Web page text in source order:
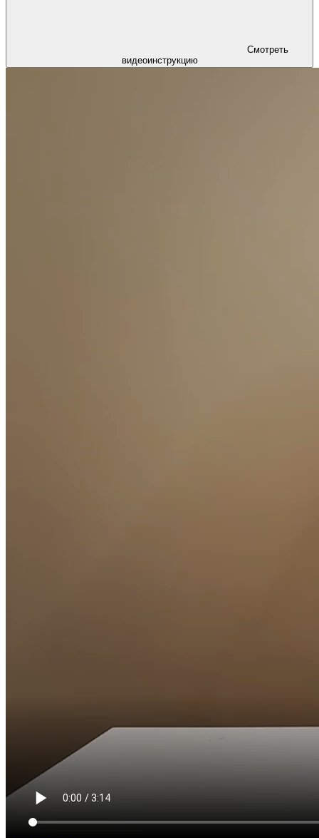
Смотреть
видеоинструкцию